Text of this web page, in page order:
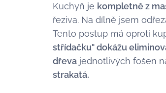
Kuchyň je kompletně z
řeziva. Na dílně jsem
Tento postup má oproti
střídačku" dokážu
dřevajednotlivých fošen
strakatá.